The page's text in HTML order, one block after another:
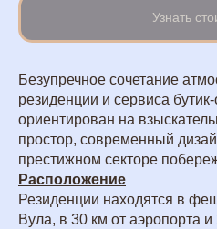
Узнать
Безупречное сочетание
резиденции и сервиса
ориентирован на
простор, современный
престижном секторе
Расположение
Резиденции находятся в
Вула, в 30 км от аэропорта